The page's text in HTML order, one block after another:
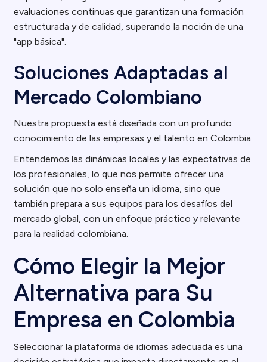
evaluaciones continuas que garantizan una formación
estructurada y de calidad, superando la noción de una
"app básica".
Soluciones Adaptadas al
Mercado Colombiano
Nuestra propuesta está diseñada con un profundo
conocimiento de las empresas y el talento en Colombia.
Entendemos las dinámicas locales y las expectativas de
los profesionales, lo que nos permite ofrecer una
solución que no solo enseña un idioma, sino que
también prepara a sus equipos para los desafíos del
mercado global, con un enfoque práctico y relevante
para la realidad colombiana.
Cómo Elegir la Mejor
Alternativa para Su
Empresa en Colombia
Seleccionar la plataforma de idiomas adecuada es una